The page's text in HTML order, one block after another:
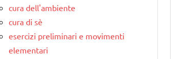
cura dell'ambiente
cura di sè
esercizi preliminari e movimenti
elementari